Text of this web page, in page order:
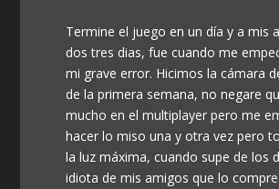
Termine el juego en un día y a mis
dos tres dias, fue cuando me
mi grave error. Hicimos la cámara
de la primera semana, no negare
mucho en el multiplayer pero me
hacer lo miso una y otra vez pero
la luz máxima, cuando supe de los
idiota de mis amigos que lo